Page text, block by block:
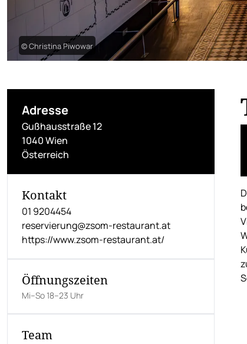
© Christina Piwowar
Adresse
Gußhausstraße 12
1040 Wien
Österreich
Kontakt
01 9204454
reservierung@zsom-restaurant.at
https://www.zsom-restaurant.at/
Öffnungszeiten
Mi–So 18–23 Uhr
Team